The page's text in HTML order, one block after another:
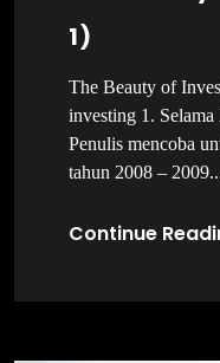
1)
The Beauty of
investing 1.
Penulis mencoba
tahun 2008 –
Continue